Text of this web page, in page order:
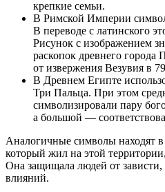
крепкие семьи.
В Римской Империи
В переводе с латинского
Рисунок с изображением
раскопок древнего
от извержения Везувия в
В Древнем Египте
Три Пальца. При этом
символизировали пару
а большой —
Аналогичные символы находят
который жил на этой
Она защищала людей от зависти,
влияний.